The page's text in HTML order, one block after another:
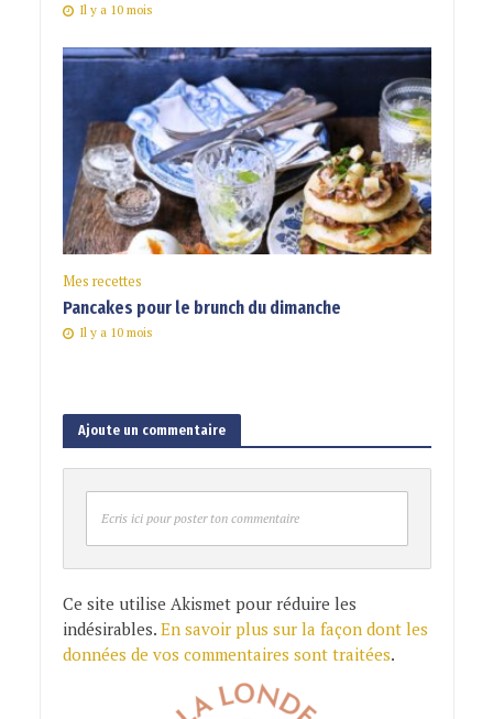
Il y a 10 mois
Mes recettes
Pancakes pour le brunch du dimanche
Il y a 10 mois
Ajoute un commentaire
Ecris ici pour poster ton commentaire
Ce site utilise Akismet pour réduire les
indésirables. En savoir plus sur la façon dont les
données de vos commentaires sont traitées.